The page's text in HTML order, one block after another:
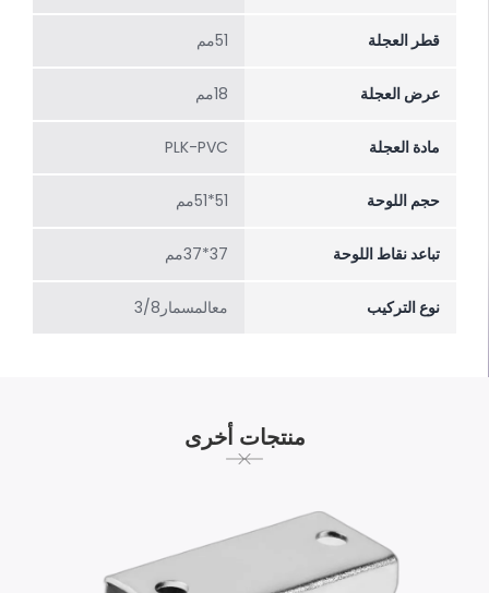
قطر العجلة 51مم
عرض العجلة 18مم
مادة العجلة PLK-PVC
حجم اللوحة 51*51مم
تباعد نقاط اللوحة 37*37مم
نوع التركيب معالمسمار3/8
منتجات أخرى